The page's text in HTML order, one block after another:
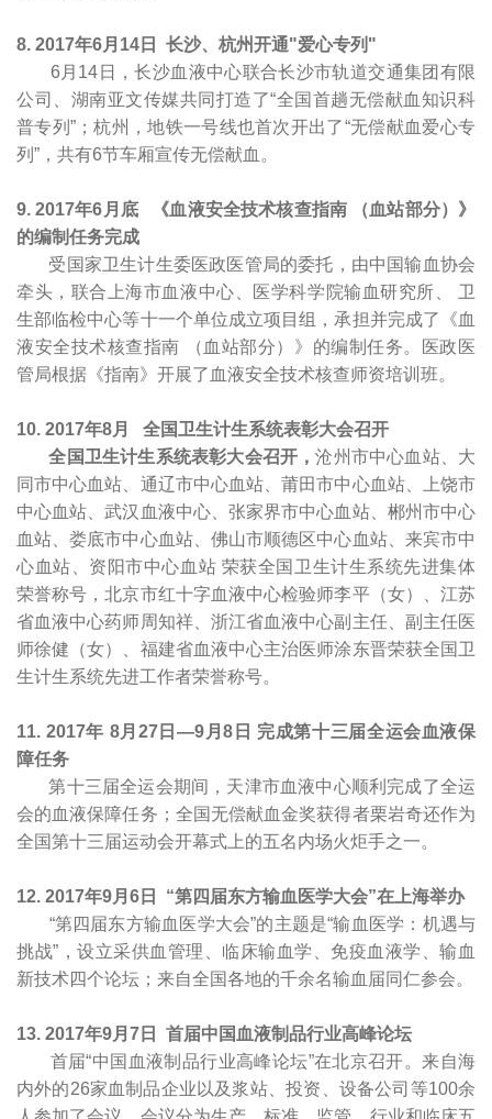
8. 2017年6月14日 长沙、杭州开通"爱心专列"
6月14日，长沙血液中心联合长沙市轨道交通集团有限
公司、湖南亚文传媒共同打造了“全国首趟无偿献血知识科
普专列”；杭州，地铁一号线也首次开出了“无偿献血爱心专
列”，共有6节车厢宣传无偿献血。
9. 2017年6月底
《血液安全技术核查指南 （血站部分）》
的编制任务完成
受国家卫生计生委医政医管局的委托，由中国输血协会
牵头，联合上海市血液中心、医学科学院输血研究所、 卫
生部临检中心等十一个单位成立项目组，承担并完成了《血
液安全技术核查指南 （血站部分）》的编制任务。医政医
管局根据《指南》开展了血液安全技术核查师资培训班。
10. 2017年8月 全国卫生计生系统表彰大会召开
全国卫生计生系统表彰大会召开，沧州市中心血站、大
同市中心血站、通辽市中心血站、莆田市中心血站、上饶市
中心血站、武汉血液中心、张家界市中心血站、郴州市中心
血站、娄底市中心血站、佛山市顺德区中心血站、来宾市中
心血站、资阳市中心血站 荣获全国卫生计生系统先进集体
荣誉称号，北京市红十字血液中心检验师李平（女）、江苏
省血液中心药师周知祥、浙江省血液中心副主任、副主任医
师徐健（女）、福建省血液中心主治医师涂东晋荣获全国卫
生计生系统先进工作者荣誉称号。
11. 2017年 8月27日—9月8日 完成第十三届全运会血液保
障任务
第十三届全运会期间，天津市血液中心顺利完成了全运
会的血液保障任务；全国无偿献血金奖获得者栗岩奇还作为
全国第十三届运动会开幕式上的五名内场火炬手之一。
12. 2017年9月6日 “第四届东方输血医学大会”在上海举办
“第四届东方输血医学大会”的主题是“输血医学：机遇与
挑战”，设立采供血管理、临床输血学、免疫血液学、输血
新技术四个论坛；来自全国各地的千余名输血届同仁参会。
13. 2017年9月7日 首届中国血液制品行业高峰论坛
首届“中国血液制品行业高峰论坛”在北京召开。来自海
内外的26家血制品企业以及浆站、投资、设备公司等100余